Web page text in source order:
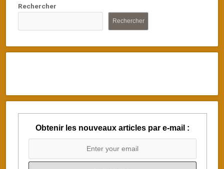
Rechercher
Rechercher
Obtenir les nouveaux articles par e-mail :